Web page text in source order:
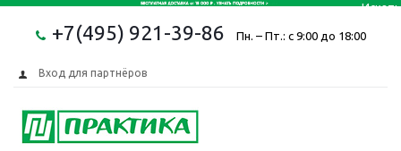
+7(495) 921-39-86 Пн. – Пт.: с 9:00 до 18:00
Вход для партнёров